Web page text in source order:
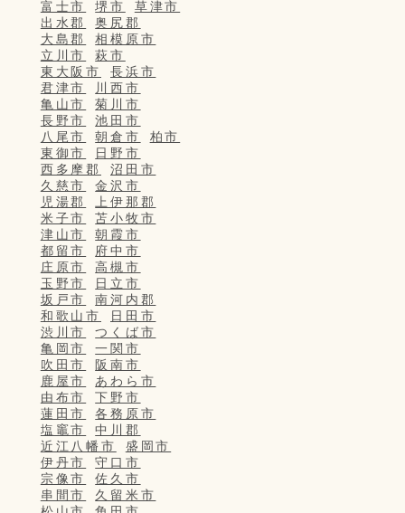
富士市
堺市
草津市
出水郡
奥尻郡
大島郡
相模原市
立川市
萩市
東大阪市
長浜市
君津市
川西市
亀山市
菊川市
長野市
池田市
八尾市
朝倉市
柏市
東御市
日野市
西多摩郡
沼田市
久慈市
金沢市
児湯郡
上伊那郡
米子市
苫小牧市
津山市
朝霞市
都留市
府中市
庄原市
高槻市
玉野市
日立市
坂戸市
南河内郡
和歌山市
日田市
渋川市
つくば市
亀岡市
一関市
吹田市
阪南市
鹿屋市
あわら市
由布市
下野市
蓮田市
各務原市
塩竈市
中川郡
近江八幡市
盛岡市
伊丹市
守口市
宗像市
佐久市
串間市
久留米市